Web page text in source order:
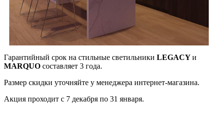
Гарантийный срок на стильные светильники LEGACYи
MARQUO составляет 3 года.
Размер скидки уточняйте у менеджера интернет-магазина.
Акция проходит с 7 декабря по 31 января.